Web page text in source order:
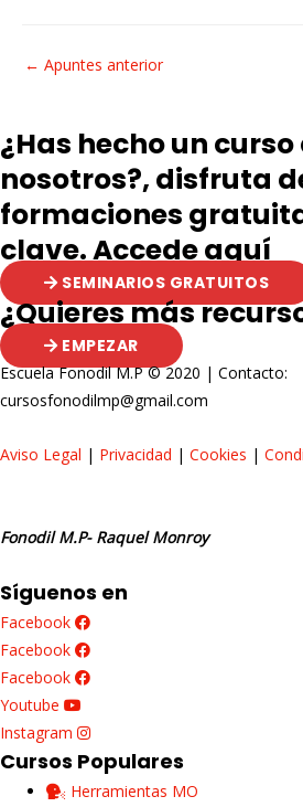
Navegación
entradas
← Apuntes anterior
¿Has hecho un curso
nosotros?, disfruta
formaciones
clave. Accede aquí
SEMINARIOS GRATUITOS
¿Quieres más
EMPEZAR
Escuela Fonodil M.P © 2020 | Contacto:
cursosfonodilmp@gmail.com
Aviso Legal | Privacidad | Cookies |
Fonodil M.P- Raquel Monroy
Síguenos en
Facebook
Facebook
Facebook
Youtube
Instagram
Cursos Populares
Herramientas MO